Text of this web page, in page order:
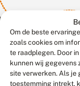
Om de beste
zoals cookies om
te raadplegen. Door
kunnen wij gegevens
site verwerken. Als
toestemming intrekt,
Meld
Duurzaam